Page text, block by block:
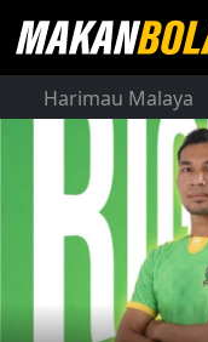
Harimau Malaya